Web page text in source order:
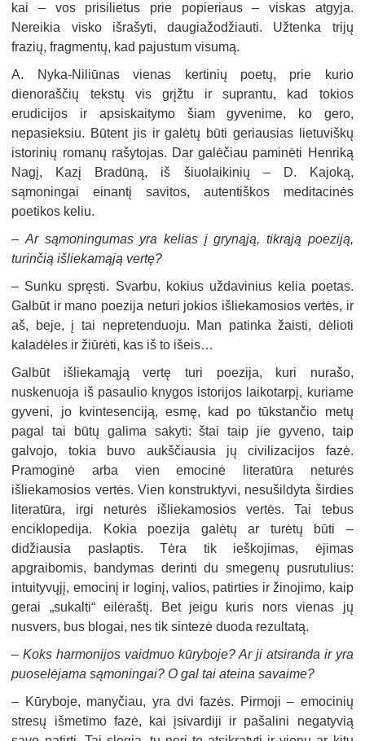
kai – vos prisilietus prie popieriaus – viskas atgyja.
Nereikia visko išrašyti, daugiažodžiauti. Užtenka trijų
frazių, fragmentų, kad pajustum visumą.
A. Nyka-Niliūnas vienas kertinių poetų, prie kurio
dienoraščių tekstų vis grįžtu ir suprantu, kad tokios
erudicijos ir apsiskaitymo šiam gyvenime, ko gero,
nepasieksiu. Būtent jis ir galėtų būti geriausias lietuviškų
istorinių romanų rašytojas. Dar galėčiau paminėti Henriką
Nagį, Kazį Bradūną, iš šiuolaikinių – D. Kajoką,
sąmoningai einantį savitos, autentiškos meditacinės
poetikos keliu.
–Ar sąmoningumas yra kelias į grynąją, tikrąją poeziją,
turinčią išliekamąją vertę?
– Sunku spręsti. Svarbu, kokius uždavinius kelia poetas.
Galbūt ir mano poezija neturi jokios išliekamosios vertės, ir
aš, beje, į tai nepretenduoju. Man patinka žaisti, dėlioti
kaladėles ir žiūrėti, kas iš to išeis…
Galbūt išliekamąją vertę turi poezija, kuri nurašo,
nuskenuoja iš pasaulio knygos istorijos laikotarpį, kuriame
gyveni, jo kvintesenciją, esmę, kad po tūkstančio metų
pagal tai būtų galima sakyti: štai taip jie gyveno, taip
galvojo, tokia buvo aukščiausia jų civilizacijos fazė.
Pramoginė arba vien emocinė literatūra neturės
išliekamosios vertės. Vien konstruktyvi, nesušildyta širdies
literatūra, irgi neturės išliekamosios vertės. Tai tebus
enciklopedija. Kokia poezija galėtų ar turėtų būti –
didžiausia paslaptis. Tėra tik ieškojimas, ėjimas
apgraibomis, bandymas derinti du smegenų pusrutulius:
intuityvųjį, emocinį ir loginį, valios, patirties ir žinojimo, kaip
gerai „sukalti“ eilėraštį. Bet jeigu kuris nors vienas jų
nusvers, bus blogai, nes tik sintezė duoda rezultatą.
–Koks harmonijos vaidmuo kūryboje? Ar ji atsiranda ir yra
puoselėjama sąmoningai? O gal tai ateina savaime?
– Kūryboje, manyčiau, yra dvi fazės. Pirmoji – emocinių
stresų išmetimo fazė, kai įsivardiji ir pašalini negatyvią